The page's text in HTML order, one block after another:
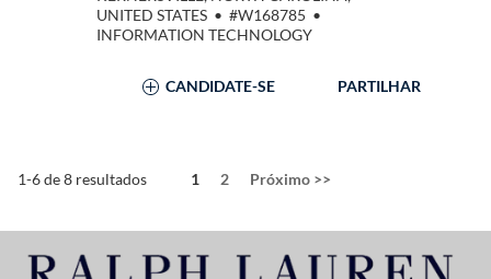
UNITED STATES • #W168785 •
INFORMATION TECHNOLOGY
CANDIDATE-SE PARTILHAR
1-6 de 8 resultados Página
1 2 Próximo >>